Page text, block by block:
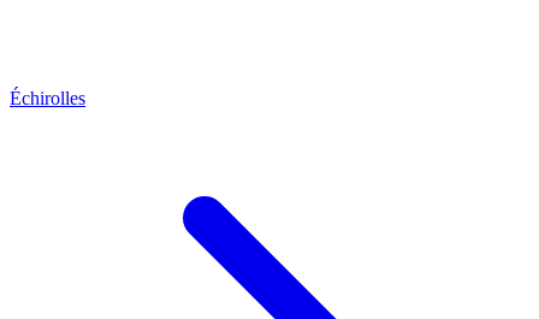
Échirolles